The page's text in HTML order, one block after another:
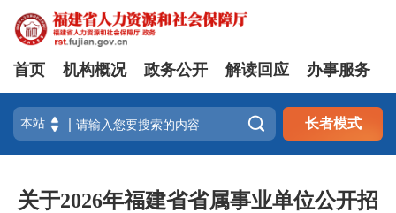
首页 机构概况 政务公开 解读回应 办事服务
 长者模式
关于2026年福建省省属事业单位公开招